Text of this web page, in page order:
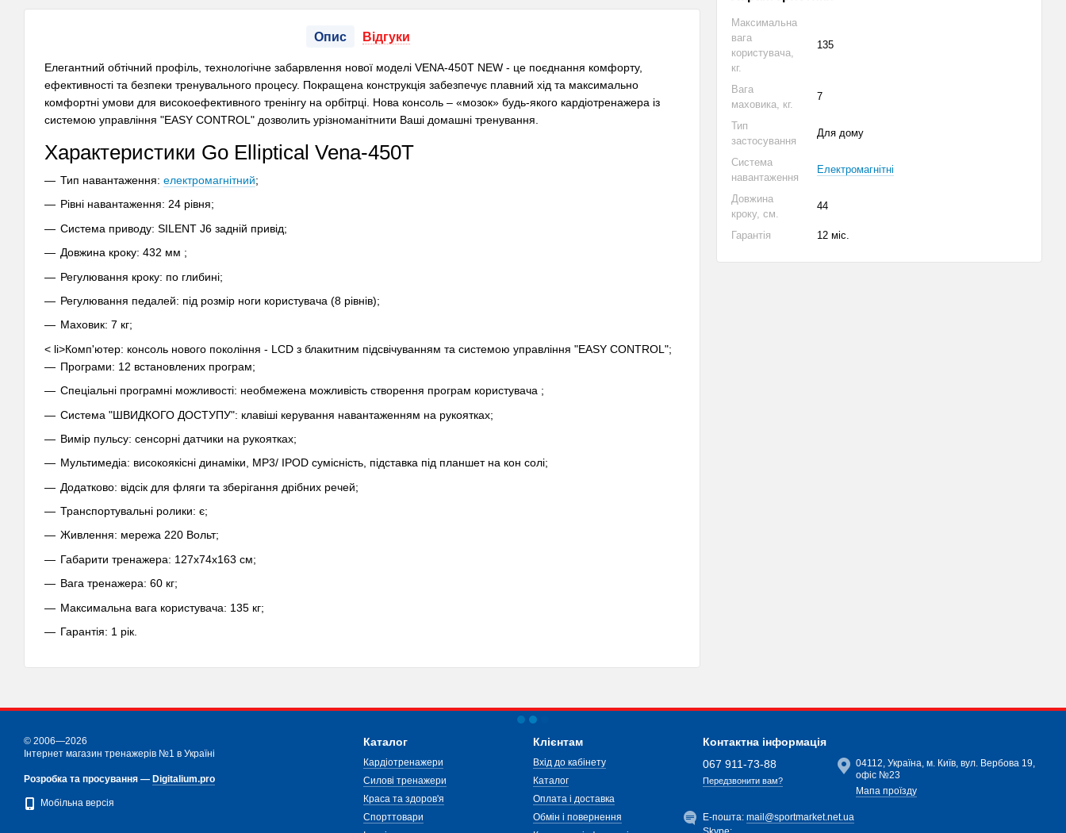
Опис Відгуки
Елегантний обтічний профіль, технологічне забарвлення нової моделі VENA-450Т NEW - це поєднання комфорту,
ефективності та безпеки тренувального процесу. Покращена конструкція забезпечує плавний хід та максимально
комфортні умови для високоефективного тренінгу на орбітрці. Нова консоль – «мозок» будь-якого кардіотренажера із
системою управління "EASY CONTROL" дозволить урізноманітнити Ваші домашні тренування.
Характеристики Go Elliptical Vena-450T
Тип навантаження: електромагнітний;
Рівні навантаження: 24 рівня;
Система приводу: SILENT J6 задній привід;
Довжина кроку: 432 мм ;
Регулювання кроку: по глибині;
Регулювання педалей: під розмір ноги користувача (8 рівнів);
Маховик: 7 кг;
< li>Комп'ютер: консоль нового покоління - LCD з блакитним підсвічуванням та системою управління "EASY CONTROL";
Програми: 12 встановлених програм;
Спеціальні програмні можливості: необмежена можливість створення програм користувача ;
Система "ШВИДКОГО ДОСТУПУ": клавіші керування навантаженням на рукоятках;
Вимір пульсу: сенсорні датчики на рукоятках;
Мультимедіа: високоякісні динаміки, MP3/ IPOD сумісність, підставка під планшет на кон солі;
Додатково: відсік для фляги та зберігання дрібних речей;
Транспортувальні ролики: є;
Живлення: мережа 220 Вольт;
Габарити тренажера: 127х74x163 см;
Вага тренажера: 60 кг;
Максимальна вага користувача: 135 кг;
Гарантія: 1 рік.
Максимальна
вага
користувача,
кг.
135
Вага
маховика, кг.
7
Тип
застосування
Для дому
Система
навантаження
Електромагнітні
Довжина
кроку, см.
44
Гарантія 12 міс.
© 2006—2026
Інтернет магазин тренажерів №1 в Україні
Розробка та просування — Digitalium.pro
Мобільна версія
Каталог
Кардіотренажери
Силові тренажери
Краса та здоров'я
Спорттовари
Клієнтам
Вхід до кабінету
Каталог
Оплата і доставка
Обмін і повернення
Контактна інформація
067 911-73-88
Передзвонити вам?
04112, Україна, м. Київ, вул. Вербова 19,
офіс №23
Мапа проїзду
Е-пошта:mail@sportmarket.net.ua